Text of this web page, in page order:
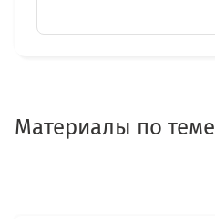
Материалы по теме